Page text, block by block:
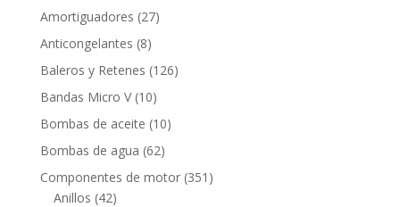
productos
Amortiguadores 2727
Anticongelantes 88
productos
Baleros y Retenes 126126
Bandas Micro V 1010
productos
Bombas de aceite 1010
Bombas de agua 6262
productos
Componentes de motor 351 351
Anillos 4242